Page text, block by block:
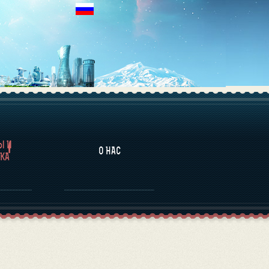
И
О НАС